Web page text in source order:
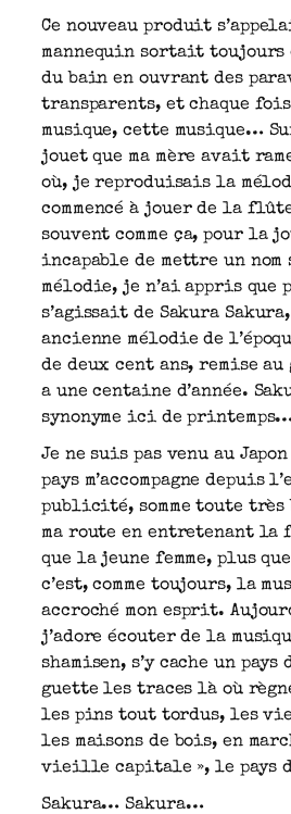
Ce nouveau produit
mannequin sortait toujours
du bain en ouvrant des
transparents, et chaque
musique, cette musique…
jouet que ma mère avait
où, je reproduisais la
commencé à jouer de la
souvent comme ça, pour la
incapable de mettre un nom
mélodie, je n’ai appris que
s’agissait de Sakura
ancienne mélodie de
de deux cent ans, remise
a une centaine d’année.
synonyme ici de
Je ne suis pas venu au
pays m’accompagne depuis
publicité, somme toute très
ma route en entretenant la
que la jeune femme, plus
c’est, comme toujours, la
accroché mon esprit.
j’adore écouter de la
shamisen, s’y cache un
guette les traces là où
les pins tout tordus, les
les maisons de bois, en
vieille capitale », le pays
Sakura… Sakura…